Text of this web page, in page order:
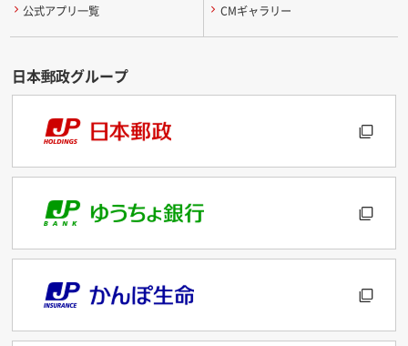
公式アプリ一覧 CMギャラリー